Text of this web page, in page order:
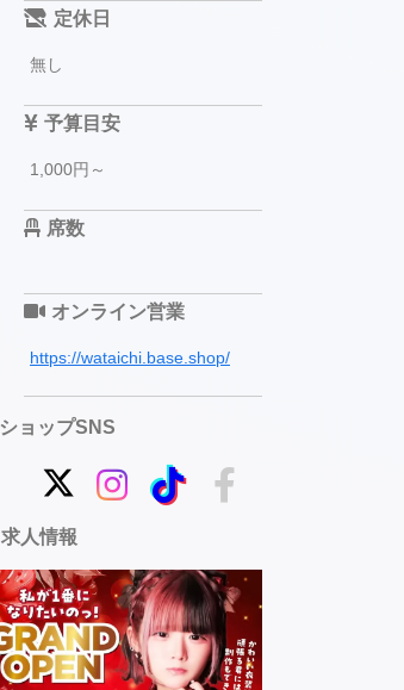
定休日
無し
予算目安
1,000円～
席数
オンライン営業
https://wataichi.base.shop/
ショップSNS
求人情報